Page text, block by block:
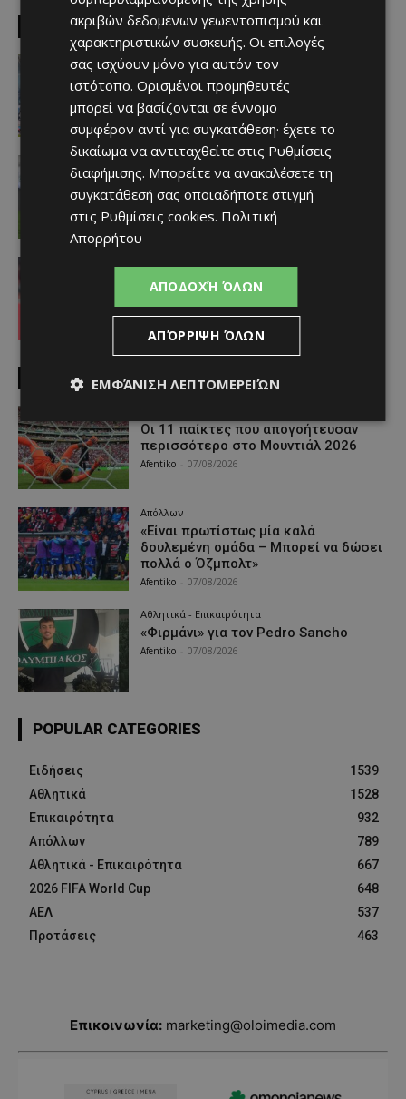
EDITOR PICKS
Απόλλων
Πολύ μεγάλο ενδιαφέρον για ένα
«μαγικό χαρτάκι»
Afentiko - 06/08/2026
Αθλητικά - Επικαιρότητα
Παραμένει ο Ενρίκες – Παίρνει και
Χάιρο
Afentiko - 06/08/2026
Τι ισχύει με Κονομή
MUST READ
Οι 11 παίκτες που απογοήτευσαν
περισσότερο στο Μουντιάλ 2026
Afentiko 07/08/2026
Απόλλων
«Είναι πρωτίστως μία καλά
δουλεμένη ομάδα – Μπορεί να δώσει
πολλά ο Όζμπολτ»
Afentiko 07/08/2026
Αθλητικά - Επικαιρότητα
«Φιρμάνι» για τον Pedro Sancho
Afentiko 07/08/2026
POPULAR CATEGORIES
Ειδήσεις
1539
Αθλητικά
1528
Επικαιρότητα
932
Απόλλων
789
Αθλητικά - Επικαιρότητα
667
2026 FIFA World Cup
648
ΑΕΛ
537
Προτάσεις
463
Επικοινωνία: marketing@oloimedia.com
ακριβών δεδομένων γεωεντοπισμού και
χαρακτηριστικών συσκευής. Οι επιλογές
σας ισχύουν μόνο για αυτόν τον
ιστότοπο. Ορισμένοι προμηθευτές
μπορεί να βασίζονται σε έννομο
συμφέρον αντί για συγκατάθεση· έχετε το
δικαίωμα να αντιταχθείτε στις Ρυθμίσεις
διαφήμισης. Μπορείτε να ανακαλέσετε τη
συγκατάθεσή σας οποιαδήποτε στιγμή
στις Ρυθμίσεις cookies. Πολιτική
Απορρήτου
ΑΠΟΔΟΧΉ ΌΛΩΝ
ΑΠΌΡΡΙΨΗ ΌΛΩΝ
ΕΜΦΆΝΙΣΗ ΛΕΠΤΟΜΕΡΕΙΏΝ